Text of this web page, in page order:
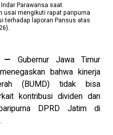
Parawansa saat
usai mengikuti rapat paripurna
terhadap laporan Pansus atas
— Gubernur Jawa Timur
bahwa kinerja
(BUMD) tidak bisa
kontribusi dividen dan
DPRD Jatim di